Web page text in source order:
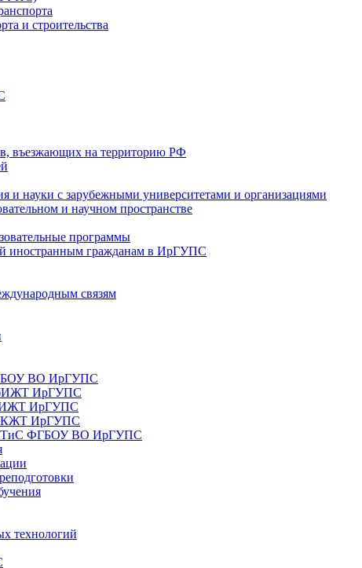
и строительства
въезжающих на территорию РФ
и науки с зарубежными университетами и организациями
и научном пространстве
программы
иностранным гражданам в ИрГУПС
связям
ВО ИрГУПС
ИрГУПС
ИрГУПС
ИрГУПС
ФГБОУ ВО ИрГУПС
технологий